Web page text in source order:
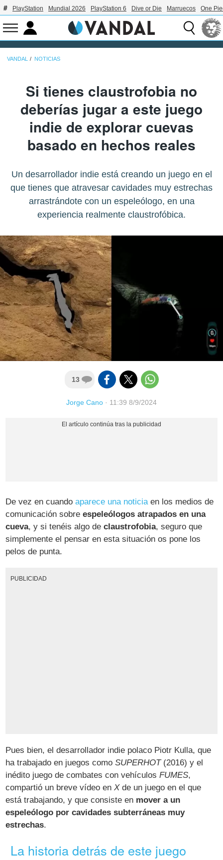
PlayStation Mundial 2026 PlayStation 6 Dive or Die Marruecos One
VANDAL NOTICIAS
Si tienes claustrofobia no
deberías jugar a este juego
indie de explorar cuevas
basado en hechos reales
Un desarrollador indie está creando un juego en el
que tienes que atravesar cavidades muy estrechas
arrastrándote con un espeleólogo, en una
experiencia realmente claustrofóbica.
13
Jorge Cano · 11:39 8/9/2024
De vez en cuandoaparece una noticiaen los medios de
comunicación sobreespeleólogos atrapados en una
cueva, y si tenéis algo declaustrofobia, seguro que
simplemente el pensar en esta situación os pone los
pelos de punta.
PUBLICIDAD
Pues bien, el desarrollador indie polaco Piotr Kulla, que
ha trabajado en juegos comoSUPERHOT(2016) y el
inédito juego de combates con vehículosFUMES,
compartió un breve vídeo enXde un juego en el que
está trabajando, y que consiste en mover a un
espeleólogo por cavidades subterráneas muy
estrechas.
La historia detrás de este juego